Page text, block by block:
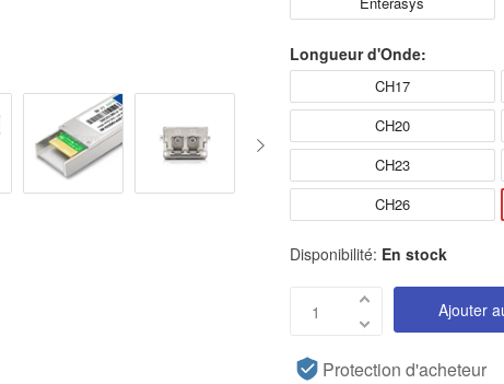
Longueur d'Onde:
CH17
CH20
CH23
CH26
Disponibilité: En stock
Ajouter
Protection d'acheteur